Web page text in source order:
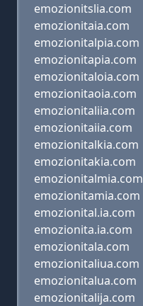
emozionitslia.com
emozionitaia.com
emozionitalpia.com
emozionitapia.com
emozionitaloia.com
emozionitaoia.com
emozionitaliia.com
emozionitaiia.com
emozionitalkia.com
emozionitakia.com
emozionitalmia.com
emozionitamia.com
emozionital.ia.com
emozionita.ia.com
emozionitala.com
emozionitaliua.com
emozionitalua.com
emozionitalija.com